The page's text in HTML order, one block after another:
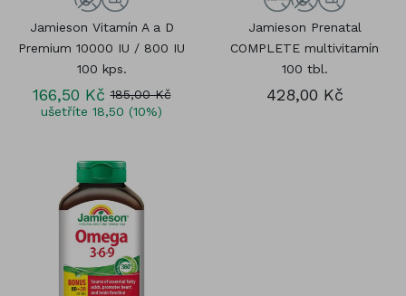
Jamieson Vitamín A a D
Premium 10000 IU / 800 IU
100 kps.
166,50 Kč 185,00 Kč
ušetříte 18,50 (10%)
Jamieson Prenatal
COMPLETE multivitamín
100 tbl.
428,00 Kč